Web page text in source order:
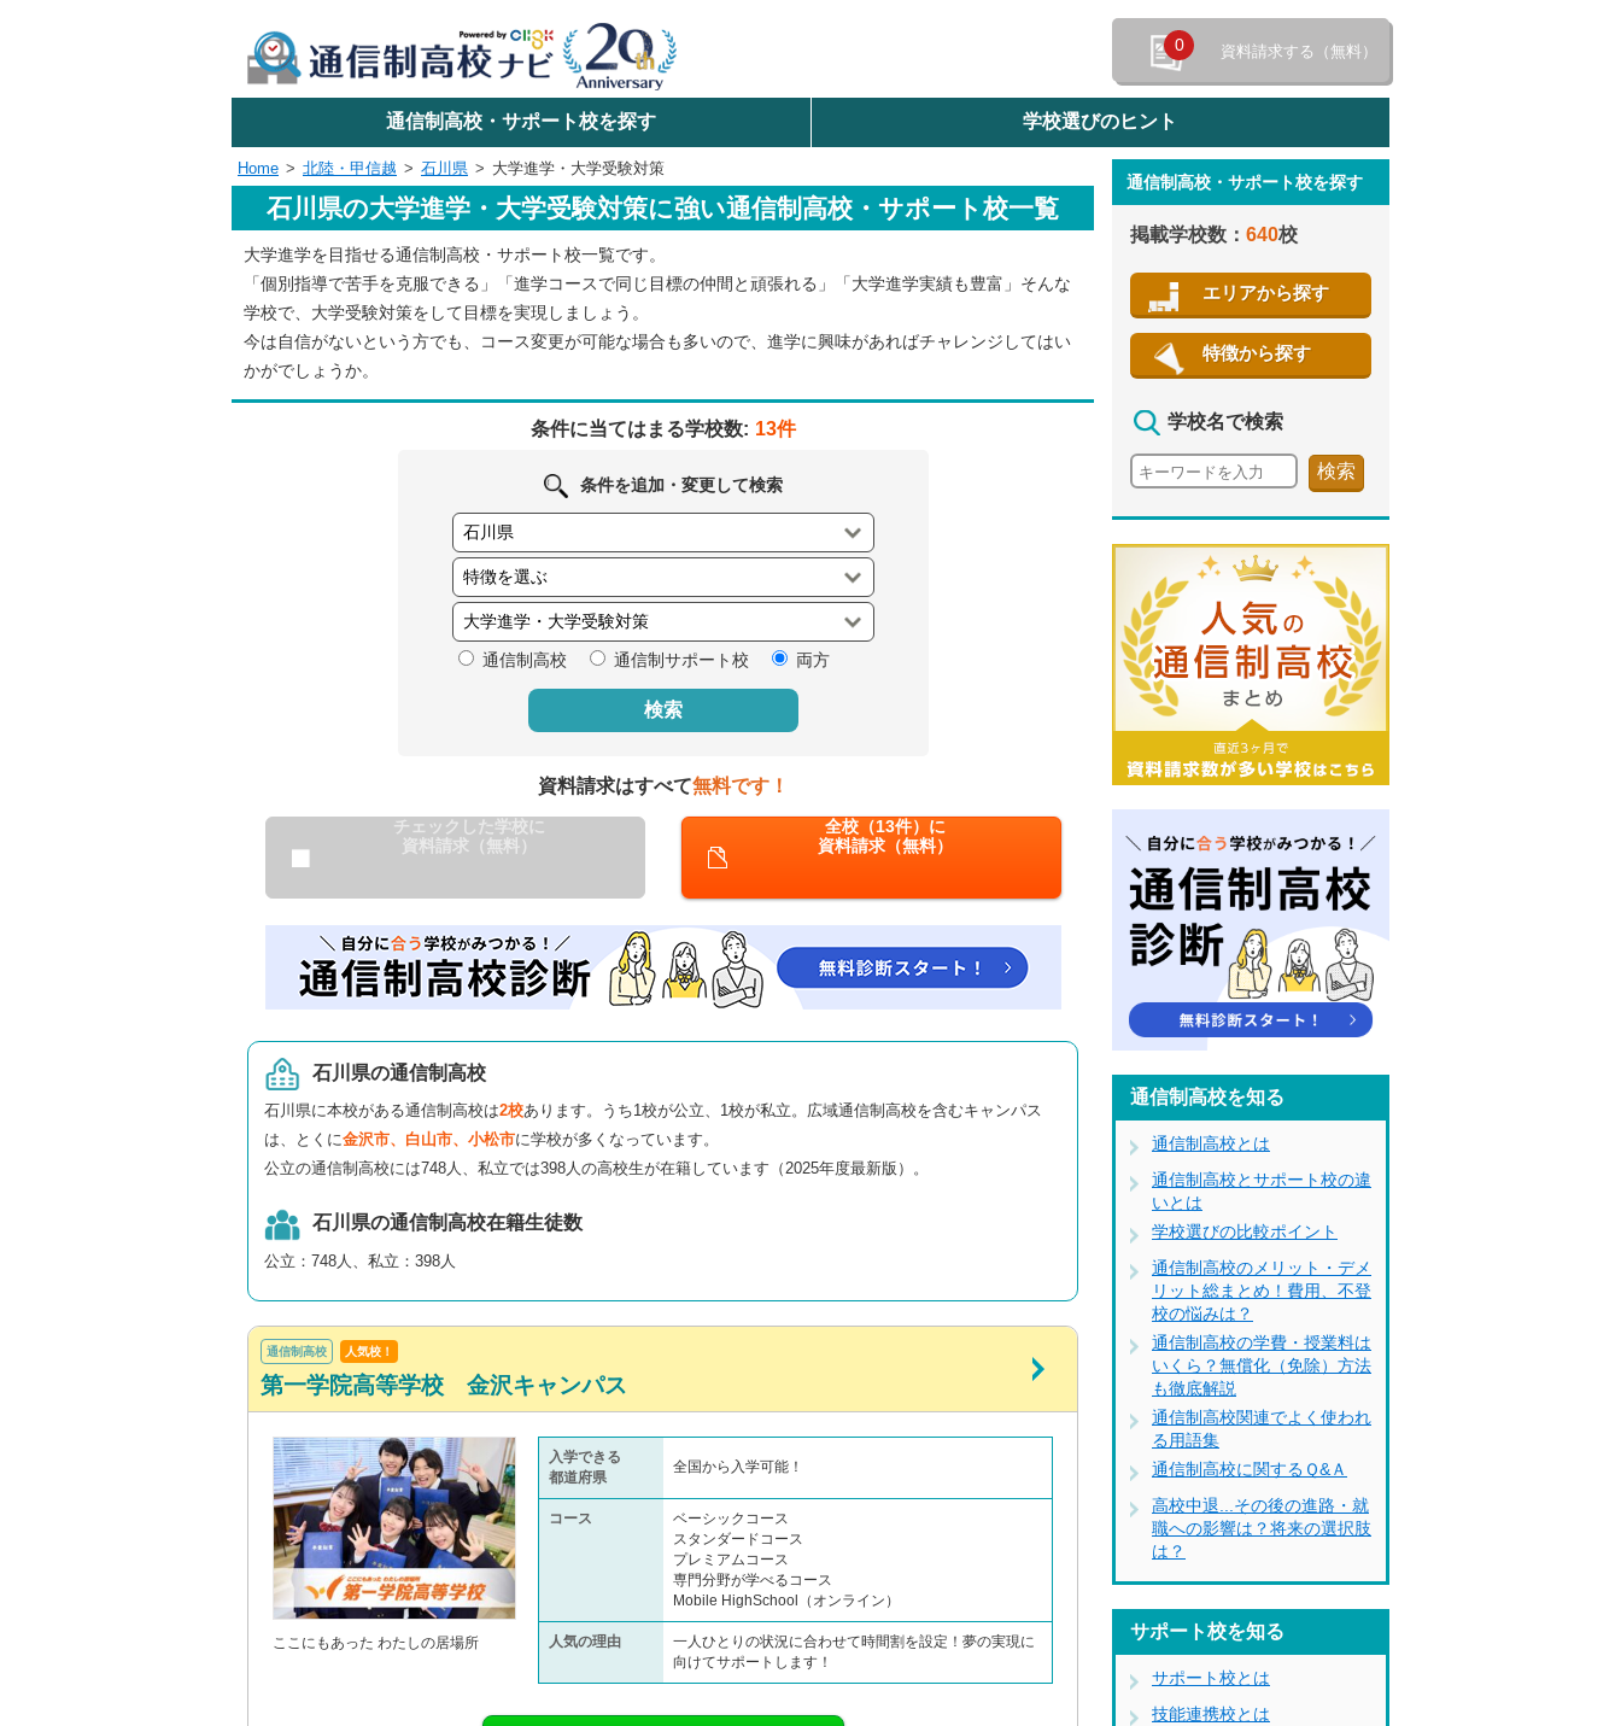
0 資料請求する（無料）
学校名で探す
検索
エリアから探す
関東
東海
閉じる
通信制高校・サポート校を探す 学校選びのヒント
Home 北陸・甲信越 石川県 大学進学・大学受験対策
石川県の大学進学・大学受験対策に強い通信制高校・サポート校一覧
大学進学を目指せる通信制高校・サポート校一覧です。
「個別指導で苦手を克服できる」「進学コースで同じ目標の仲間と頑張れる」「大学進学実績も豊富」そんな
学校で、大学受験対策をして目標を実現しましょう。
今は自信がないという方でも、コース変更が可能な場合も多いので、進学に興味があればチャレンジしてはい
かがでしょうか。
条件に当てはまる学校数: 13件
条件を追加・変更して検索
通信制高校 通信制サポート校 両方
検索
資料請求はすべて無料です！
チェックした学校に
資料請求（無料）
全校（13件）に
資料請求（無料）
石川県の通信制高校
石川県に本校がある通信制高校は2校あります。うち1校が公立、1校が私立。広域通信制高校を含むキャンパス
は、とくに金沢市、白山市、小松市に学校が多くなっています。
公立の通信制高校には748人、私立では398人の高校生が在籍しています（2025年度最新版）。
石川県の通信制高校在籍生徒数
公立：748人、私立：398人
通信制高校 人気校！
第一学院高等学校 金沢キャンパス
ここにもあった わたしの居場所
入学できる
都道府県
全国から入学可能！
コース
ベーシックコース
スタンダードコース
プレミアムコース
専門分野が学べるコース
Mobile HighSchool（オンライン）
人気の理由
一人ひとりの状況に合わせて時間割を設定！夢の実現に
向けてサポートします！
通信制高校・サポート校を探す
掲載学校数： 640校
エリアから探す
特徴から探す
学校名で検索
通信制高校を知る
通信制高校とは
通信制高校とサポート校の違
いとは
学校選びの比較ポイント
通信制高校のメリット・デメ
リット総まとめ！費用、不登
校の悩みは？
通信制高校の学費・授業料は
いくら？無償化（免除）方法
も徹底解説
通信制高校関連でよく使われ
る用語集
通信制高校に関するＱ&Ａ
高校中退...その後の進路・就
職への影響は？将来の選択肢
は？
サポート校を知る
サポート校とは
技能連携校とは